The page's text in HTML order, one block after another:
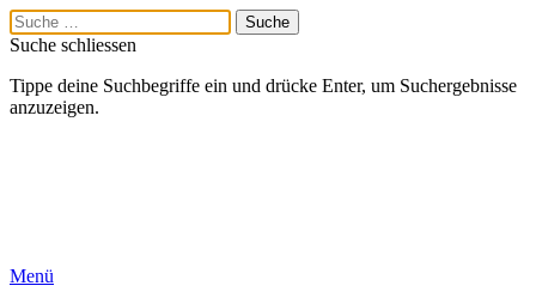
Suche schliessen
Tippe deine Suchbegriffe ein und drücke Enter, um Suchergebnisse
anzuzeigen.
Menü